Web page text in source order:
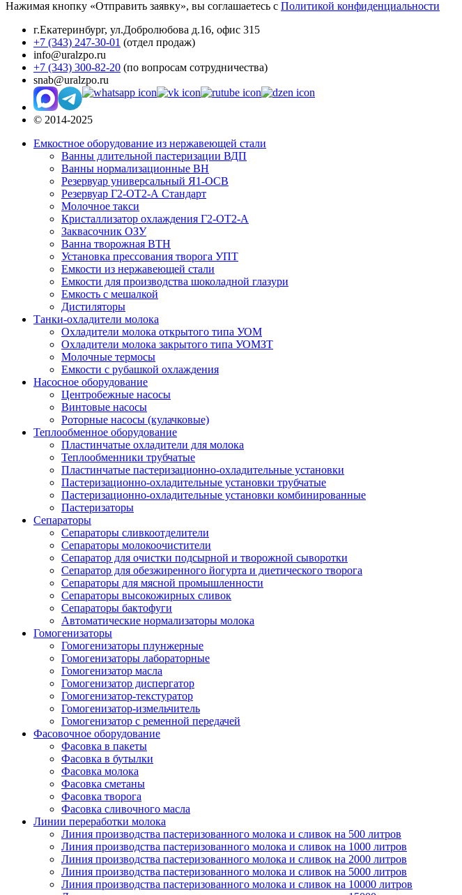
Нажимая кнопку «Отправить заявку», вы соглашаетесь с Политикой конфиденциальности
г.Екатеринбург, ул.Добролюбова д.16, офис 315
+7 (343) 247-30-01 (отдел продаж)
info@uralzpo.ru
+7 (343) 300-82-20 (по вопросам сотрудничества)
snab@uralzpo.ru
© 2014-2025
Емкостное оборудование из нержавеющей стали
Ванны длительной пастеризации ВДП
Ванны нормализационные ВН
Резервуар универсальный Я1-ОСВ
Резервуар Г2-ОТ2-А Стандарт
Молочное такси
Кристаллизатор охлаждения Г2-ОТ2-А
Заквасочник ОЗУ
Ванна творожная ВТН
Установка прессования творога УПТ
Емкости из нержавеющей стали
Емкости для производства шоколадной глазури
Емкость с мешалкой
Дистиляторы
Танки-охладители молока
Охладители молока открытого типа УОМ
Охладители молока закрытого типа УОМЗТ
Молочные термосы
Емкости с рубашкой охлаждения
Насосное оборудование
Центробежные насосы
Винтовые насосы
Роторные насосы (кулачковые)
Теплообменное оборудование
Пластинчатые охладители для молока
Теплообменники трубчатые
Пластинчатые пастеризационно-охладительные установки
Пастеризационно-охладительные установки трубчатые
Пастеризационно-охладительные установки комбинированные
Пастеризаторы
Сепараторы
Сепараторы сливкоотделители
Сепараторы молокоочистители
Сепаратор для очистки подсырной и творожной сыворотки
Сепаратор для обезжиренного йогурта и диетического творога
Сепараторы для мясной промышленности
Сепараторы высокожирных сливок
Сепараторы бактофуги
Автоматические нормализаторы молока
Гомогенизаторы
Гомогенизаторы плунжерные
Гомогенизаторы лабораторные
Гомогенизатор масла
Гомогенизатор диспергатор
Гомогенизатор-текстуратор
Гомогенизатор-измельчитель
Гомогенизатор с ременной передачей
Фасовочное оборудование
Фасовка в пакеты
Фасовка в бутылки
Фасовка молока
Фасовка сметаны
Фасовка творога
Фасовка сливочного масла
Линии переработки молока
Линия производства пастеризованного молока и сливок на 500 литров
Линия производства пастеризованного молока и сливок на 1000 литров
Линия производства пастеризованного молока и сливок на 2000 литров
Линия производства пастеризованного молока и сливок на 5000 литров
Линия производства пастеризованного молока и сливок на 10000 литров